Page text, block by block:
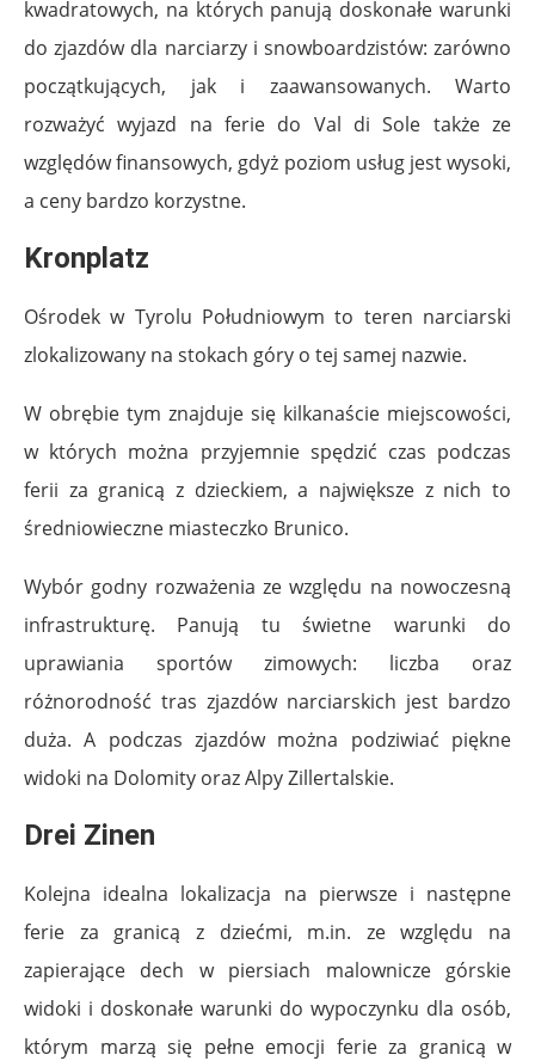
kwadratowych, na których panują doskonałe warunki
do zjazdów dla narciarzy i snowboardzistów: zarówno
początkujących, jak i zaawansowanych. Warto
rozważyć wyjazd na ferie do Val di Sole także ze
względów finansowych, gdyż poziom usług jest wysoki,
a ceny bardzo korzystne.
Kronplatz
Ośrodek w Tyrolu Południowym to teren narciarski
zlokalizowany na stokach góry o tej samej nazwie.
W obrębie tym znajduje się kilkanaście miejscowości,
w których można przyjemnie spędzić czas podczas
ferii za granicą z dzieckiem, a największe z nich to
średniowieczne miasteczko Brunico.
Wybór godny rozważenia ze względu na nowoczesną
infrastrukturę. Panują tu świetne warunki do
uprawiania sportów zimowych: liczba oraz
różnorodność tras zjazdów narciarskich jest bardzo
duża. A podczas zjazdów można podziwiać piękne
widoki na Dolomity oraz Alpy Zillertalskie.
Drei Zinen
Kolejna idealna lokalizacja na pierwsze i następne
ferie za granicą z dziećmi, m.in. ze względu na
zapierające dech w piersiach malownicze górskie
widoki i doskonałe warunki do wypoczynku dla osób,
którym marzą się pełne emocji ferie za granicą w